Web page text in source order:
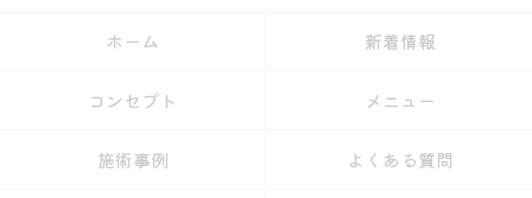
ホーム 新着情報
コンセプト メニュー
施術事例 よくある質問